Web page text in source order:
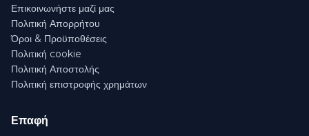
Επικοινωνήστε μαζί μας
Πολιτική Απορρήτου
Όροι & Προϋποθέσεις
Πολιτική cookie
Πολιτική Αποστολής
Πολιτική επιστροφής χρημάτων
Επαφή